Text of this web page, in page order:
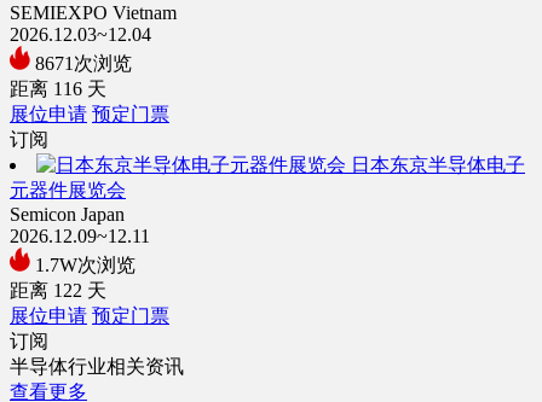
SEMIEXPO Vietnam
2026.12.03~12.04
8671次浏览
距离 116 天
展位申请 预定门票
订阅
日本东京半导体电子
元器件展览会
Semicon Japan
2026.12.09~12.11
1.7W次浏览
距离 122 天
展位申请 预定门票
订阅
半导体行业相关资讯
查看更多